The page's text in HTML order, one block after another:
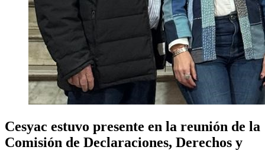
Cesyac estuvo presente en la reunión de la
Comisión de Declaraciones, Derechos y